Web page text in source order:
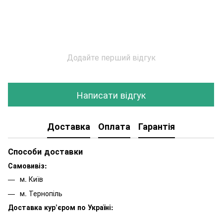
Додайте перший відгук
Написати відгук
Доставка Оплата Гарантія
Способи доставки
Самовивіз:
м. Київ
м. Тернопіль
Доставка кур’єром по Україні: